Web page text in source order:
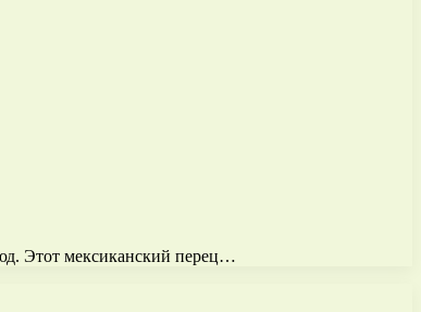
Этот мексиканский перец…